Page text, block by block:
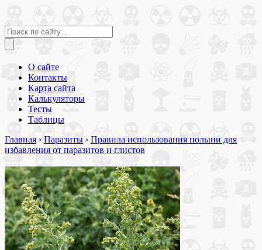
О сайте
Контакты
Карта сайта
Калькуляторы
Тесты
Таблицы
Главная › Паразиты › Правила использования полыни для
избавления от паразитов и глистов